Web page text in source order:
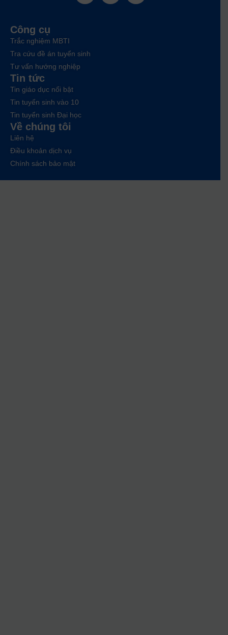
Công cụ
Trắc nghiệm MBTI
Tra cứu đề án tuyển sinh
Tư vấn hướng nghiệp
Tin tức
Tin giáo dục nổi bật
Tin tuyển sinh vào 10
Tin tuyển sinh Đại học
Về chúng tôi
Liên hệ
Điều khoản dịch vụ
Chính sách bảo mật